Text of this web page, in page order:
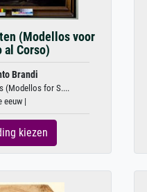
(Modellos voor
al Corso)
Brandi
(Modellos for S....
eeuw |
kiezen